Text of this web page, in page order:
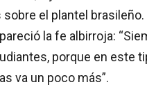
el plantel brasileño.
la fe albirroja:
porque en este
va un poco más”.